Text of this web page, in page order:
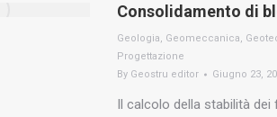
Consolidamento di
Geologia, Geomeccanica,
Progettazione
By Geostru editor Giugno 23,
Il calcolo della stabilità dei